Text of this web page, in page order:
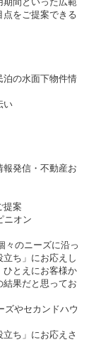
点をご提案できる
泊の水面下物件情
い
報発信・不動産お
提案
ニオン
々のニーズに沿っ
ち」にお応えし
ひとえにお客様か
結果だと思ってお
ズやセカンドハウ
ち」にお応えさ